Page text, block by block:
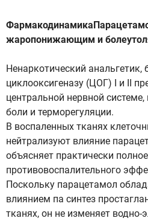
жаропонижающим и
Ненаркотический анальгетик,
циклооксигеназу (ЦОГ) I и II
центральной нервной
боли и терморегуляции.
В воспаленных тканях
нейтрализуют влияние
объясняет практически
противовоспалительного
Поскольку парацетамол
влиянием па синтез
тканях, он не изменяет